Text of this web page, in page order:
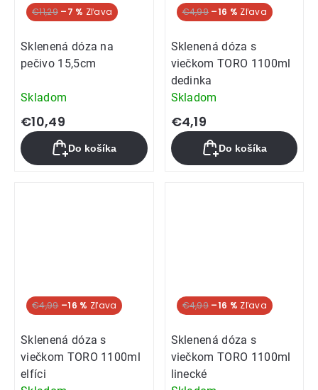
€11,29 –7 %
Sklenená dóza na
pečivo 15,5cm
Skladom
€10,49
Do košíka
€4,99 –16 %
Sklenená dóza s
viečkom TORO 1100ml
dedinka
Skladom
€4,19
Do košíka
€4,99 –16 %
Sklenená dóza s
viečkom TORO 1100ml
elfíci
€4,99 –16 %
Sklenená dóza s
viečkom TORO 1100ml
linecké